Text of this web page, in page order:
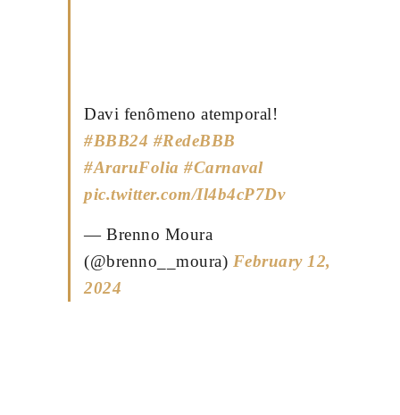
Davi fenômeno atemporal!
#BBB24 #RedeBBB
#AraruFolia #Carnaval
pic.twitter.com/Il4b4cP7Dv
— Brenno Moura
(@brenno__moura) February 12,
2024